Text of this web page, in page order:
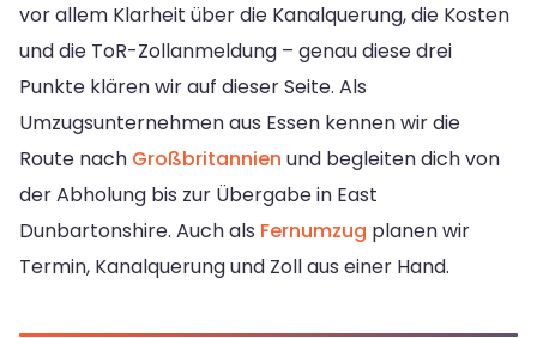
vor allem Klarheit über die Kanalquerung, die Kosten
und die ToR-Zollanmeldung – genau diese drei
Punkte klären wir auf dieser Seite. Als
Umzugsunternehmen aus Essen kennen wir die
Route nach Großbritannien und begleiten dich von
der Abholung bis zur Übergabe in East
Dunbartonshire. Auch als Fernumzug planen wir
Termin, Kanalquerung und Zoll aus einer Hand.